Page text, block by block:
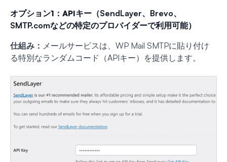
オプション1：APIキー（SendLayer、Brevo、
SMTP.comなどの特定のプロバイダーで利用可能）
仕組み： メールサービスは、WP Mail SMTPに貼り付け
る特別なランダムコード（APIキー）を提供します。